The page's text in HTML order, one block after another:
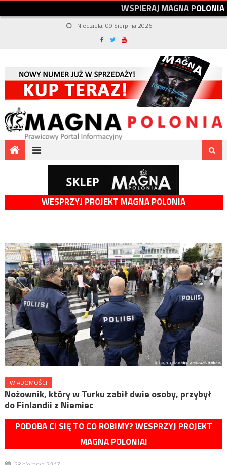
WSPIERAJMAGNAPOLONIA
Niedziela, 09 Sierpnia 2026
WESPRZYJ PROJEKT MAGNA POLONIA
WIADOMOŚCI
Nożownik, który w Turku zabił dwie osoby, przybył
do Finlandii z Niemiec
PODOBA CI SIĘ TO CO ROBIMY? WESPRZYJ PROJEKT
MAGNA POLONIA!